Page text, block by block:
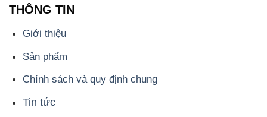
Chính sách và quy định chung
Tin tức
Liên hệ
📞
PHÒNG KINH DOANH - CÔNG TY HÓA CHẤT